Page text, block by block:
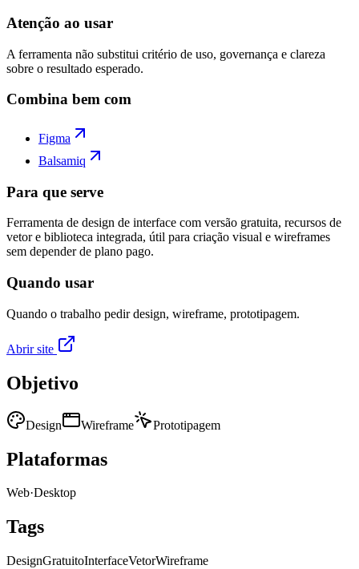
Atenção ao usar
A ferramenta não substitui critério de uso, governança e clareza
sobre o resultado esperado.
Combina bem com
Figma
Balsamiq
Para que serve
Ferramenta de design de interface com versão gratuita, recursos de
vetor e biblioteca integrada, útil para criação visual e wireframes
sem depender de plano pago.
Quando usar
Quando o trabalho pedir design, wireframe, prototipagem.
Abrir site
Objetivo
Design Wireframe Prototipagem
Plataformas
Web·Desktop
Tags
DesignGratuitoInterfaceVetorWireframe